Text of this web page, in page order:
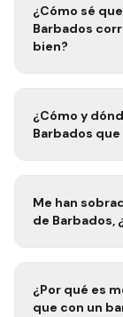
Barbados
bien?
Barbados que
Me han
de Barbados,
¿Por qué es mejor cambiar con
que con un